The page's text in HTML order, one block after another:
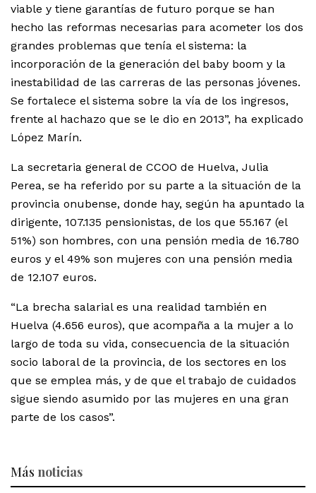
viable y tiene garantías de futuro porque se han
hecho las reformas necesarias para acometer los dos
grandes problemas que tenía el sistema: la
incorporación de la generación del baby boom y la
inestabilidad de las carreras de las personas jóvenes.
Se fortalece el sistema sobre la vía de los ingresos,
frente al hachazo que se le dio en 2013”, ha explicado
López Marín.
La secretaria general de CCOO de Huelva, Julia
Perea, se ha referido por su parte a la situación de la
provincia onubense, donde hay, según ha apuntado la
dirigente, 107.135 pensionistas, de los que 55.167 (el
51%) son hombres, con una pensión media de 16.780
euros y el 49% son mujeres con una pensión media
de 12.107 euros.
“La brecha salarial es una realidad también en
Huelva (4.656 euros), que acompaña a la mujer a lo
largo de toda su vida, consecuencia de la situación
socio laboral de la provincia, de los sectores en los
que se emplea más, y de que el trabajo de cuidados
sigue siendo asumido por las mujeres en una gran
parte de los casos”.
Más noticias